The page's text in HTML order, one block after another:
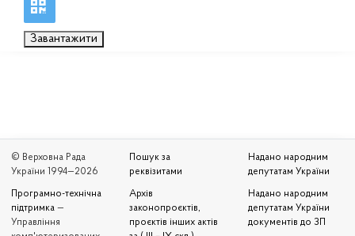
Завантажити
© Верховна Рада
України 1994—2026
Програмно-технічна
підтримка —
Управління
Пошук за
реквізитами
Архів
законопроєктів,
проєктів інших актів
Надано народним
депутатам України
Надано народним
депутатам України
документів до ЗП